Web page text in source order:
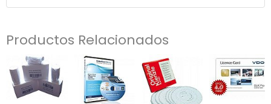
Productos Relacionados